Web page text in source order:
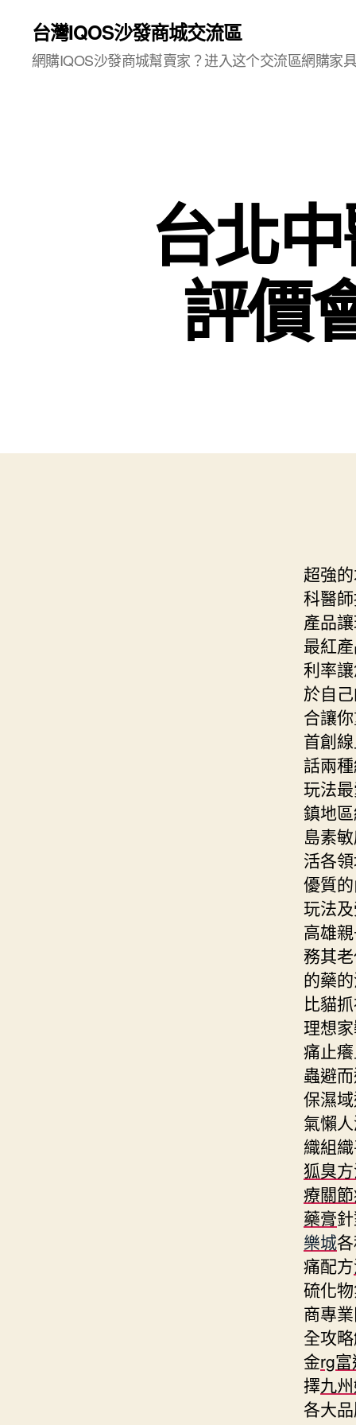
台灣IQOS沙發商城交流區
網購IQOS沙發商城幫賣家？进入这个交流區網購家
台北
評價
超強
科醫
產品
最紅
利率
於自
合讓
首創
話兩
玩法
鎮地
島素
活各
優質
玩法
高雄
務其
的藥
比貓
理想
痛止
蟲避
保濕
氣懶
織組
狐臭
療關
藥膏
樂城
痛配方
硫化
商專
全攻
金rg
擇九
各大